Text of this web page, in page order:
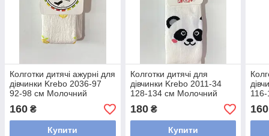
Колготки дитячі ажурні для
дівчинки Krebo 2036-97
92-98 см Молочний
160 ₴
Купити
Колготки дитячі для
дівчинки Krebo 2011-34
128-134 см Молочний
180₴
Купити
160